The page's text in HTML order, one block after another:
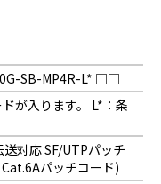
SB-MP4R-L* □□
が入ります。 L*：条
対応 SF/UTPパッチ
パッチコード)